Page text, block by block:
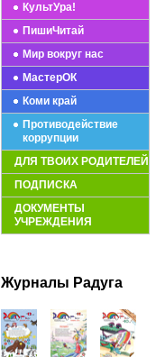
КультУра!
ПишиЧитай
Мир вокруг нас
МастерОК
Коми край
Противодействие
коррупции
ДЛЯ ТВОИХ РОДИТЕЛЕЙ
ПОДПИСКА
ДОКУМЕНТЫ
УЧРЕЖДЕНИЯ
Журналы Радуга